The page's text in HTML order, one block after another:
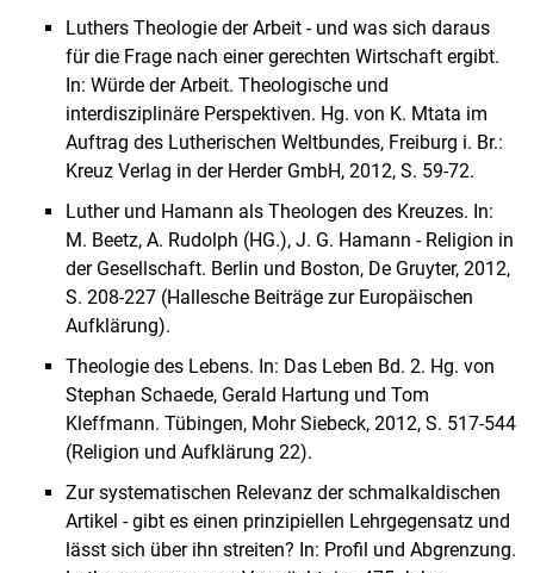
Luthers Theologie der Arbeit - und was sich daraus
für die Frage nach einer gerechten Wirtschaft ergibt.
In: Würde der Arbeit. Theologische und
interdisziplinäre Perspektiven. Hg. von K. Mtata im
Auftrag des Lutherischen Weltbundes, Freiburg i. Br.:
Kreuz Verlag in der Herder GmbH, 2012, S. 59-72.
Luther und Hamann als Theologen des Kreuzes. In:
M. Beetz, A. Rudolph (HG.), J. G. Hamann - Religion in
der Gesellschaft. Berlin und Boston, De Gruyter, 2012,
S. 208-227 (Hallesche Beiträge zur Europäischen
Aufklärung).
Theologie des Lebens. In: Das Leben Bd. 2. Hg. von
Stephan Schaede, Gerald Hartung und Tom
Kleffmann. Tübingen, Mohr Siebeck, 2012, S. 517-544
(Religion und Aufklärung 22).
Zur systematischen Relevanz der schmalkaldischen
Artikel - gibt es einen prinzipiellen Lehrgegensatz und
lässt sich über ihn streiten? In: Profil und Abgrenzung.